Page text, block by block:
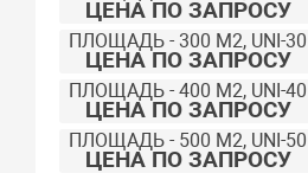
ЦЕНА ПО ЗАПРОСУ
ПЛОЩАДЬ - 300 М2, UNI-30
ЦЕНА ПО ЗАПРОСУ
ПЛОЩАДЬ - 400 М2, UNI-40
ЦЕНА ПО ЗАПРОСУ
ПЛОЩАДЬ - 500 М2, UNI-50
ЦЕНА ПО ЗАПРОСУ